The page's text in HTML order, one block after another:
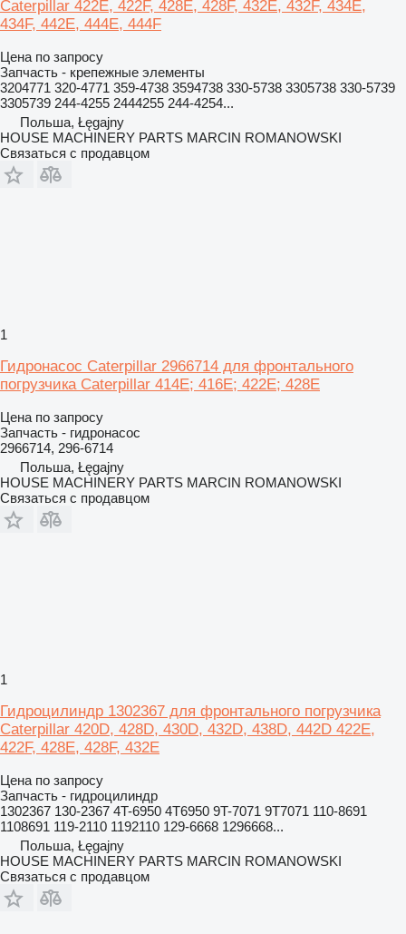
Caterpillar 422E, 422F, 428E, 428F, 432E, 432F, 434E,
434F, 442E, 444E, 444F
Цена по запросу
Запчасть - крепежные элементы
3204771 320-4771 359-4738 3594738 330-5738 3305738 330-5739
3305739 244-4255 2444255 244-4254...
Польша, Łęgajny
HOUSE MACHINERY PARTS MARCIN ROMANOWSKI
Связаться с продавцом
1
Гидронасос Caterpillar 2966714 для фронтального
погрузчика Caterpillar 414E; 416E; 422E; 428E
Цена по запросу
Запчасть - гидронасос
2966714, 296-6714
Польша, Łęgajny
HOUSE MACHINERY PARTS MARCIN ROMANOWSKI
Связаться с продавцом
1
Гидроцилиндр 1302367 для фронтального погрузчика
Caterpillar 420D, 428D, 430D, 432D, 438D, 442D 422E,
422F, 428E, 428F, 432E
Цена по запросу
Запчасть - гидроцилиндр
1302367 130-2367 4T-6950 4T6950 9T-7071 9T7071 110-8691
1108691 119-2110 1192110 129-6668 1296668...
Польша, Łęgajny
HOUSE MACHINERY PARTS MARCIN ROMANOWSKI
Связаться с продавцом